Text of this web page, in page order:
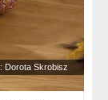
Dorota Skrobisz